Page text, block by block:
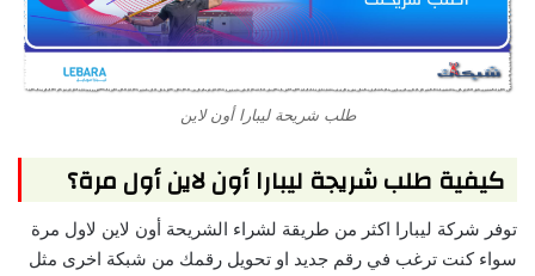
طلب شريحة ليبارا أون لاين
كيفية طلب شريجة ليبارا أون لاين أول مرة؟
توفر شركة ليبارا اكثر من طريقة لشراء الشريحة أون لاين لاول مرة
سواء كنت ترغب في رقم جديد او تحويل رقمك من شبكة اخرى مثل